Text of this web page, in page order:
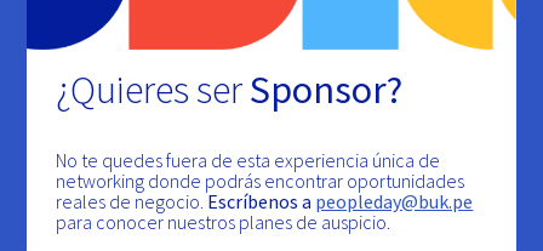
¿Quieres serSponsor?
No te quedes fuera de esta experiencia única de
networking donde podrás encontrar oportunidades
reales de negocio.Escríbenos a peopleday@buk.pe
para conocer nuestros planes de auspicio.